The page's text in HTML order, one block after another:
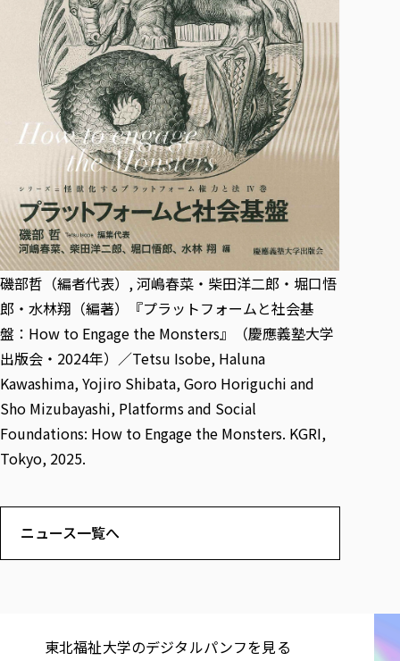
磯部哲（編者代表）, 河嶋春菜・柴田洋二郎・堀口悟
郎・水林翔（編著）『プラットフォームと社会基
盤：How to Engage the Monsters』（慶應義塾大学
出版会・2024年）／Tetsu Isobe, Haluna
Kawashima, Yojiro Shibata, Goro Horiguchi and
Sho Mizubayashi, Platforms and Social
Foundations: How to Engage the Monsters. KGRI,
Tokyo, 2025.
ニュース一覧へ
東北福祉大学の​デジタルパンフを​見る​